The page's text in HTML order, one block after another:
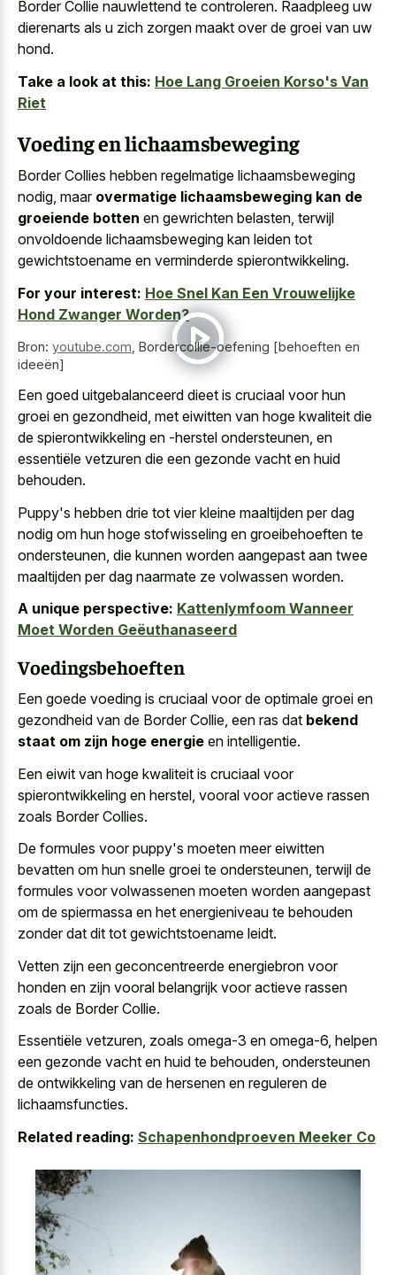
Border Collie nauwlettend te controleren. Raadpleeg uw
dierenarts als u zich zorgen maakt over de groei van uw
hond.
Take a look at this: Hoe Lang Groeien Korso's Van
Riet
Voeding en lichaamsbeweging
Border Collies hebben regelmatige lichaamsbeweging
nodig, maar overmatige lichaamsbeweging kan de
groeiende botten en gewrichten belasten, terwijl
onvoldoende lichaamsbeweging kan leiden tot
gewichtstoename en verminderde spierontwikkeling.
For your interest: Hoe Snel Kan Een Vrouwelijke
Hond Zwanger Worden?
Bron: youtube.com Bordercollie-oefening [behoeften en
ideeën]
Een goed uitgebalanceerd dieet is cruciaal voor hun
groei en gezondheid, met eiwitten van hoge kwaliteit die
de spierontwikkeling en -herstel ondersteunen, en
essentiële vetzuren die een gezonde vacht en huid
behouden.
Puppy's hebben drie tot vier kleine maaltijden per dag
nodig om hun hoge stofwisseling en groeibehoeften te
ondersteunen, die kunnen worden aangepast aan twee
maaltijden per dag naarmate ze volwassen worden.
A unique perspective: Kattenlymfoom Wanneer
Moet Worden Geëuthanaseerd
Voedingsbehoeften
Een goede voeding is cruciaal voor de optimale groei en
gezondheid van de Border Collie, een ras dat bekend
staat om zijn hoge energie en intelligentie.
Een eiwit van hoge kwaliteit is cruciaal voor
spierontwikkeling en herstel, vooral voor actieve rassen
zoals Border Collies.
De formules voor puppy's moeten meereiwitten
bevatten om hun snelle groei te ondersteunen, terwijl de
formules voor volwassenen moeten worden aangepast
om de spiermassa en het energieniveau te behouden
zonder dat dit tot gewichtstoename leidt.
Vetten zijn een geconcentreerde energiebron voor
honden en zijn vooral belangrijk voor actieve rassen
zoals de Border Collie.
Essentiële vetzuren, zoals omega-3 en omega-6, helpen
een gezonde vacht en huid te behouden, ondersteunen
de ontwikkeling van de hersenen en reguleren de
lichaamsfuncties.
Related reading: Schapenhondproeven Meeker Co